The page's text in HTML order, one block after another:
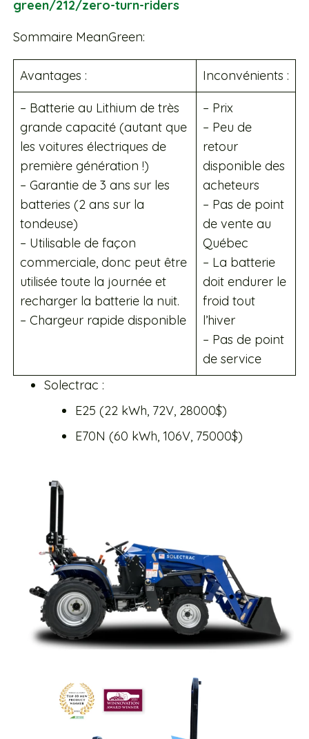
green/212/zero-turn-riders
Sommaire MeanGreen:
Avantages : Inconvénients :
– Batterie au Lithium de très
grande capacité (autant que
les voitures électriques de
première génération !)
– Garantie de 3 ans sur les
batteries (2 ans sur la
tondeuse)
– Utilisable de façon
commerciale, donc peut être
utilisée toute la journée et
recharger la batterie la nuit.
– Chargeur rapide disponible
– Prix
– Peu de
retour
disponible des
acheteurs
– Pas de point
de vente au
Québec
– La batterie
doit endurer le
froid tout
l’hiver
– Pas de point
de service
Solectrac :
E25 (22 kWh, 72V, 28000$)
E70N (60 kWh, 106V, 75000$)